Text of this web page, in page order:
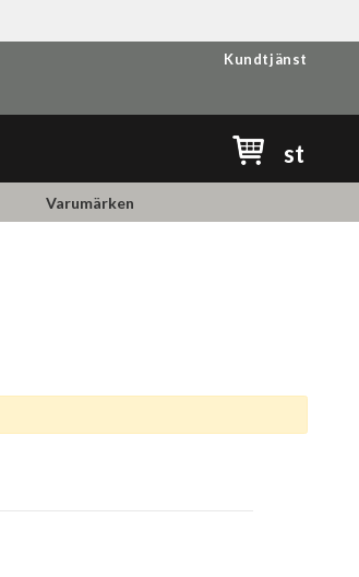
Kundtjänst
st
Varumärken